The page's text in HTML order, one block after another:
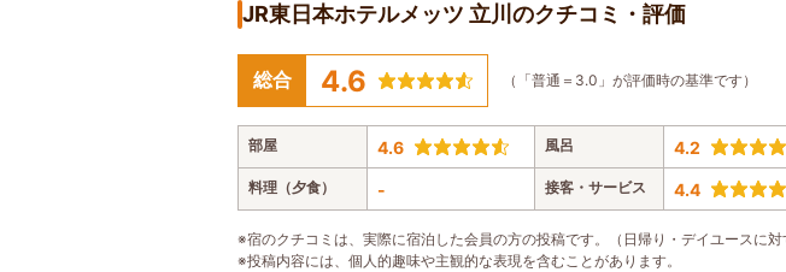
JR東日本ホテルメッツ 立川のクチコミ・評価
総合 4.6 （「普通＝3.0」が評価時の基準です）
部屋 4.6 風呂 4.2
料理（夕食） - 接客・サービス 4.4
※宿のクチコミは、実際に宿泊した会員の方の投稿です。（日帰り・デイユースに対
※投稿内容には、個人的趣味や主観的な表現を含むことがあります。